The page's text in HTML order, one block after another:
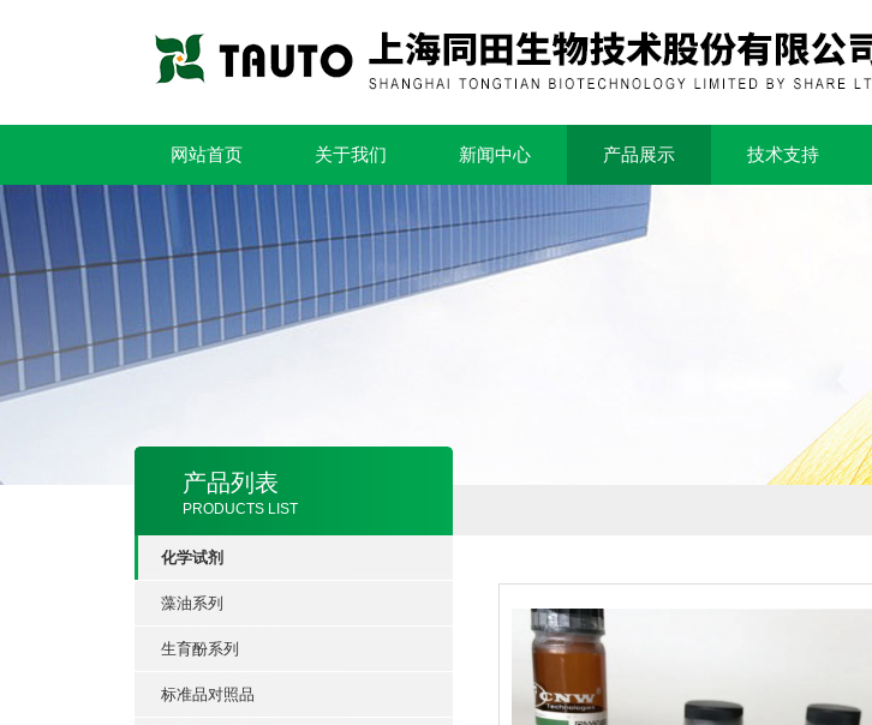
网站首页 关于我们 新闻中心 产品展示 技术支持
产品列表
PRODUCTS LIST
化学试剂
藻油系列
生育酚系列
标准品对照品